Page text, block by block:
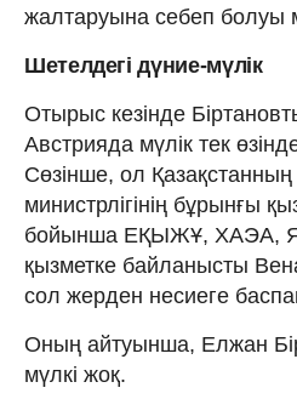
жалтаруына себеп болуы
Шетелдегі дүние-мүлік
Отырыс кезінде
Австрияда мүлік тек
Сөзінше, ол Қазақстанның
министрлігінің бұрынғы
бойынша ЕҚЫЖҰ, ХАЭА,
қызметке байланысты
сол жерден несиеге
Оның айтуынша, Елжан
мүлкі жоқ.